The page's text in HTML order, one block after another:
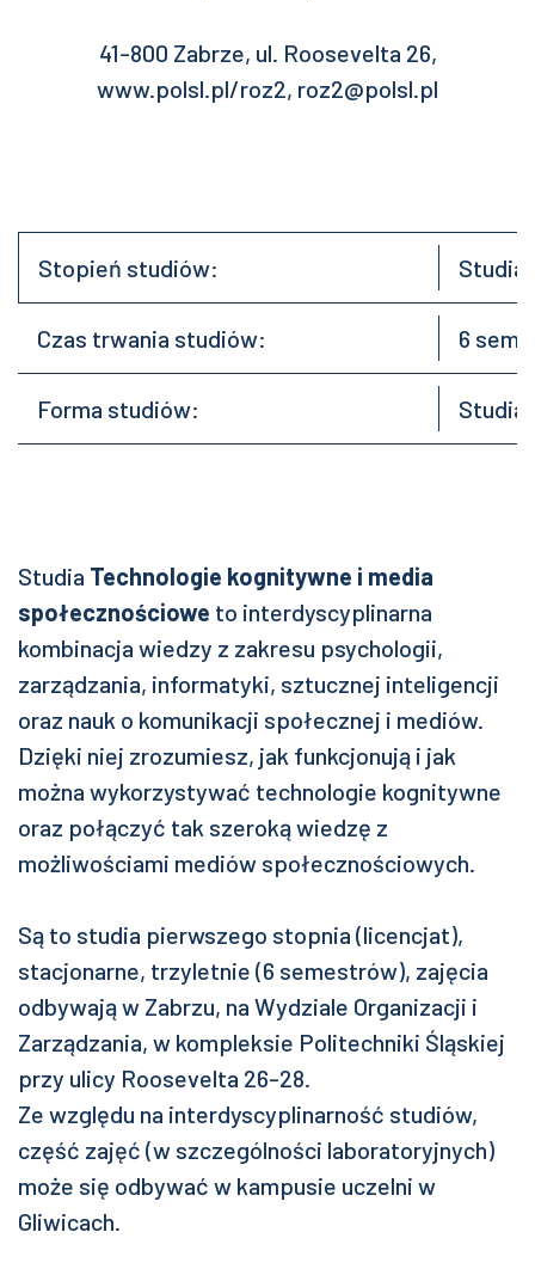
41-800 Zabrze, ul. Roosevelta 26,
www.polsl.pl/roz2, roz2@polsl.pl
Stopień studiów: Studia
Czas trwania studiów: 6
Forma studiów: Studia
Studia Technologie kognitywne i media
społecznościowe to interdyscyplinarna
kombinacja wiedzy z zakresu psychologii,
zarządzania, informatyki, sztucznej inteligencji
oraz nauk o komunikacji społecznej i mediów.
Dzięki niej zrozumiesz, jak funkcjonują i jak
można wykorzystywać technologie kognitywne
oraz połączyć tak szeroką wiedzę z
możliwościami mediów społecznościowych.
Są to studia pierwszego stopnia (licencjat),
stacjonarne, trzyletnie (6 semestrów), zajęcia
odbywają w Zabrzu, na Wydziale Organizacji i
Zarządzania, w kompleksie Politechniki Śląskiej
przy ulicy Roosevelta 26-28.
Ze względu na interdyscyplinarność studiów,
część zajęć (w szczególności laboratoryjnych)
może się odbywać w kampusie uczelni w
Gliwicach.